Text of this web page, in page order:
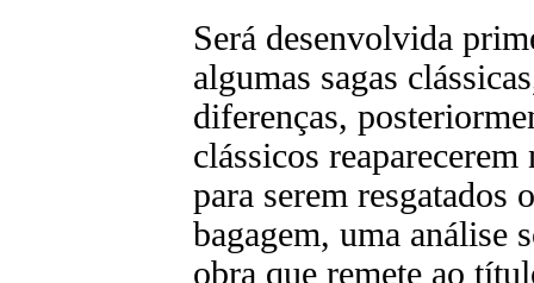
Será desenvolvida
algumas sagas
diferenças,
clássicos
para serem resgatados
bagagem, uma análise
obra que remete ao